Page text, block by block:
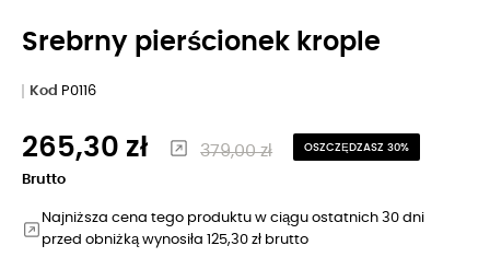
Srebrny pierścionek krople
Kod P0116
265,30 zł 379,00 zł OSZCZĘDZASZ 30%
Brutto
Najniższa cena tego produktu w ciągu ostatnich 30 dni
przed obniżką wynosiła 125,30 zł brutto